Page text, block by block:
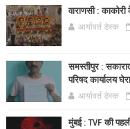
वाराणसी :
आर्यावर्त डेस्क
समस्तीपुर :
परिषद कार्यालय
आर्यावर्त डेस्क
मुंबई : TVF की